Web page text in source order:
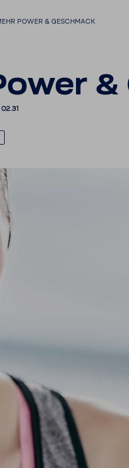
POWER & GESCHMACK